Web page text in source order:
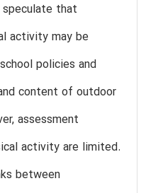
speculate that
activity may be
policies and
content of outdoor
assessment
activity are limited.
between